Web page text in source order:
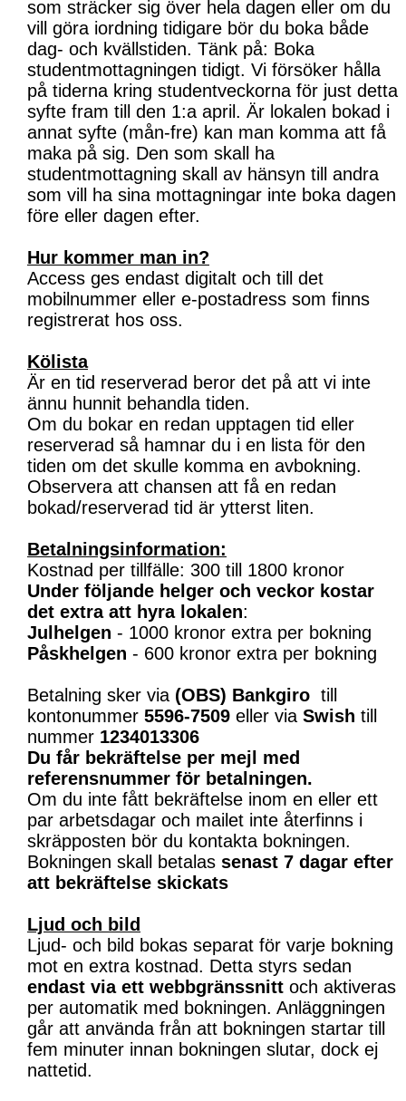
som sträcker sig över hela dagen eller om du
vill göra iordning tidigare bör du boka både
dag- och kvällstiden. Tänk på: Boka
studentmottagningen tidigt. Vi försöker hålla
på tiderna kring studentveckorna för just detta
syfte fram till den 1:a april. Är lokalen bokad i
annat syfte (mån-fre) kan man komma att få
maka på sig. Den som skall ha
studentmottagning skall av hänsyn till andra
som vill ha sina mottagningar inte boka dagen
före eller dagen efter.
Hur kommer man in?
Access ges endast digitalt och till det
mobilnummer eller e-postadress som finns
registrerat hos oss.
Kölista
Är en tid reserverad beror det på att vi inte
ännu hunnit behandla tiden.
Om du bokar en redan upptagen tid eller
reserverad så hamnar du i en lista för den
tiden om det skulle komma en avbokning.
Observera att chansen att få en redan
bokad/reserverad tid är ytterst liten.
Betalningsinformation:
Kostnad per tillfälle: 300 till 1800 kronor
Under följande helger och veckor kostar
det extra att hyra lokalen:
Julhelgen - 1000 kronor extra per bokning
Påskhelgen - 600 kronor extra per bokning
Betalning sker via (OBS) Bankgiro till
kontonummer 5596-7509 eller via Swish till
nummer 1234013306
Du får bekräftelse per mejl med
referensnummer för betalningen.
Om du inte fått bekräftelse inom en eller ett
par arbetsdagar och mailet inte återfinns i
skräpposten bör du kontakta bokningen.
Bokningen skall betalas senast 7 dagar efter
att bekräftelse skickats
Ljud och bild
Ljud- och bild bokas separat för varje bokning
mot en extra kostnad. Detta styrs sedan
endast via ett webbgränssnitt och aktiveras
per automatik med bokningen. Anläggningen
går att använda från att bokningen startar till
fem minuter innan bokningen slutar, dock ej
nattetid.